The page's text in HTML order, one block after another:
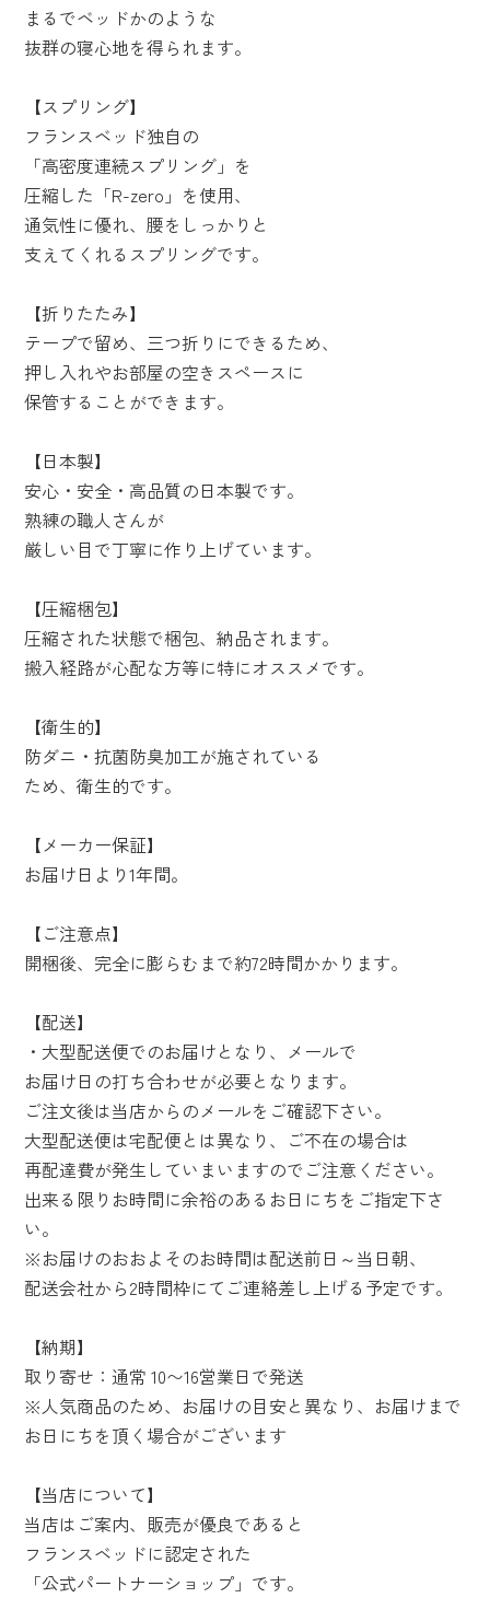
まるでベッドかのような
抜群の寝心地を得られます。
【スプリング】
フランスベッド独自の
「高密度連続スプリング」を
圧縮した「R-zero」を使用、
通気性に優れ、腰をしっかりと
支えてくれるスプリングです。
【折りたたみ】
テープで留め、三つ折りにできるため、
押し入れやお部屋の空きスペースに
保管することができます。
【日本製】
安心・安全・高品質の日本製です。
熟練の職人さんが
厳しい目で丁寧に作り上げています。
【圧縮梱包】
圧縮された状態で梱包、納品されます。
搬入経路が心配な方等に特にオススメです。
【衛生的】
防ダニ・抗菌防臭加工が施されている
ため、衛生的です。
【メーカー保証】
お届け日より1年間。
【ご注意点】
開梱後、完全に膨らむまで約72時間かかります。
【配送】
・大型配送便でのお届けとなり、メールで
お届け日の打ち合わせが必要となります。
ご注文後は当店からのメールをご確認下さい。
大型配送便は宅配便とは異なり、ご不在の場合は
再配達費が発生していまいますのでご注意ください。
出来る限りお時間に余裕のあるお日にちをご指定下さ
い。
※お届けのおおよそのお時間は配送前日～当日朝、
配送会社から2時間枠にてご連絡差し上げる予定です。
【納期】
取り寄せ：通常 10〜16営業日で発送
※人気商品のため、お届けの目安と異なり、お届けまで
お日にちを頂く場合がございます
【当店について】
当店はご案内、販売が優良であると
フランスベッドに認定された
「公式パートナーショップ」です。